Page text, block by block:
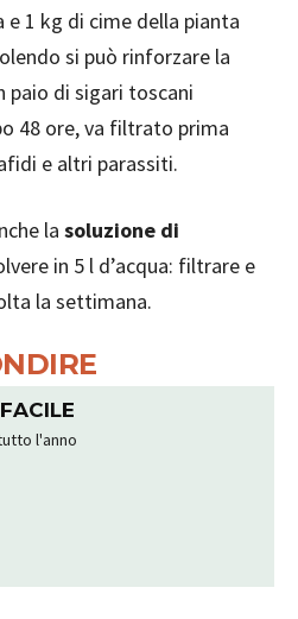
e 1 kg di cime della pianta
si può rinforzare la
paio di sigari toscani
48 ore, va filtrato prima
e altri parassiti.
la soluzione di
in 5 l d’acqua: filtrare e
la settimana.
l'anno